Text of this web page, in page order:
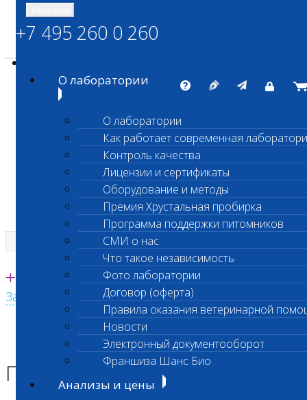
ШАНС БИО
Независимая ветеринарная лаборатория
Единая круглосуточная справочная
+7 495 260 0 260
Заказать звонок с сайта
+7 495 260 0 260
О лаборатории
О лаборатории
Как работает современная
Контроль качества
Лицензии и сертификаты
Оборудование и методы
Премия Хрустальная пробирка
Программа поддержки питомников
СМИ о нас
Что такое независимость
Фото лаборатории
Договор (оферта)
Правила оказания ветеринарной
Новости
Электронный документооборот
Франшиза Шанс Био
Анализы и цены
Главная страница
Энциклопедия Шанс БИО
Парвовирус собак
Парвовирус собак